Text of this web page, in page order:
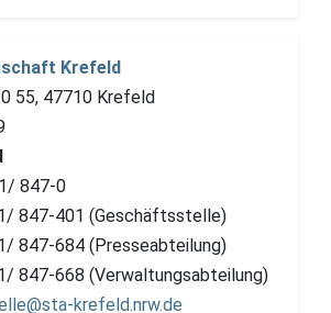
Krefeld
55, 47710 Krefeld
847-0
847-401 (Geschäftsstelle)
847-684 (Presseabteilung)
847-668 (Verwaltungsabteilung)
krefeld.nrw.de